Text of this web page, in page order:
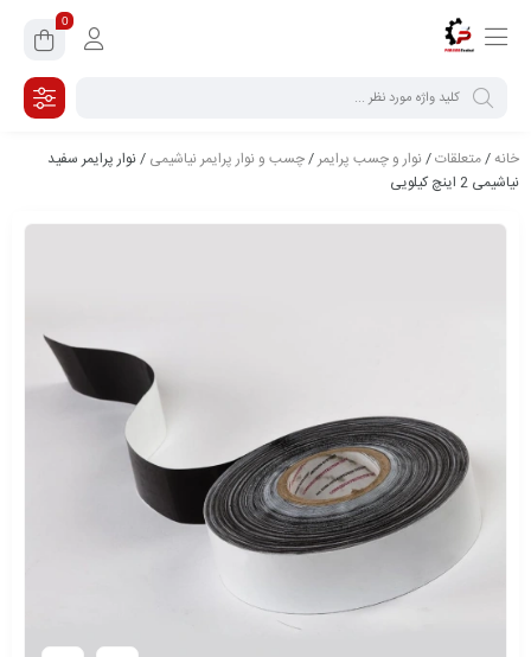
0
خانه/متعلقات/ نوار و چسب پرایمر/چسب و نوار پرایمر نیاشیمی / نوار پرایمر سفید
نیاشیمی 2 اینچ کیلویی